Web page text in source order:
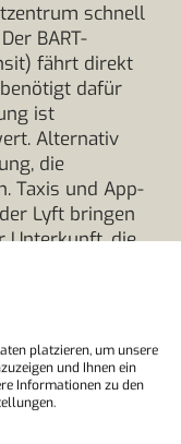
schnell
BART-
fährt direkt
dafür
ist
Alternativ
die
Taxis und App-
Lyft bringen
Unterkunft, die
25 bis 40
über unsere
privaten
Flughafen
platzieren, um unsere
und Ihnen ein
Informationen zu den